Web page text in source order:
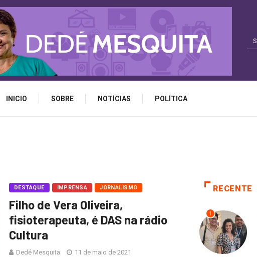
INICIO SOBRE NOTÍCIAS POLÍTICA
DESTAQUE IMPRENSA JORNALISMO
Filho de Vera Oliveira,
fisioterapeuta, é DAS na rádio
Cultura
Dedé Mesquita 11 de maio de 2021
RECENTE
1